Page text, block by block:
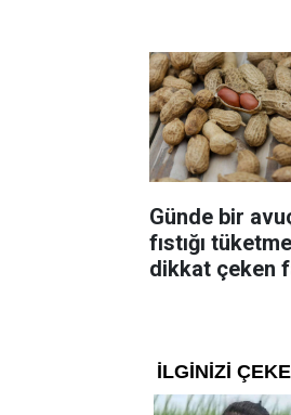
Günde bir
fıstığı
dikkat çeken